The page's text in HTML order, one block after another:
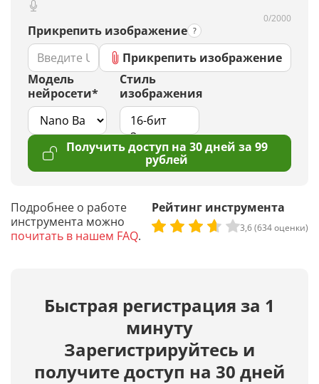
0/2000
Прикрепить изображение
Прикрепить изображение
Модель
нейросети*
Стиль
изображения
Получить доступ на 30 дней за 99
рублей
Подробнее о работе
инструмента можно
почитать в нашем FAQ.
Рейтинг инструмента
3,6 (634 оценки)
Быстрая регистрация за 1
минуту
Зарегистрируйтесь и
получите доступ на 30 дней